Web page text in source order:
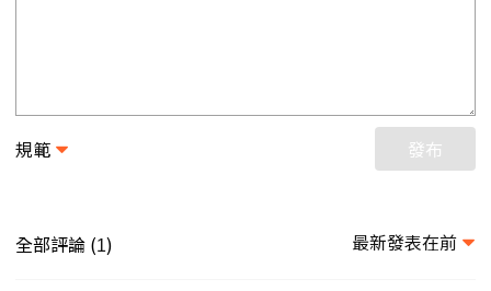
規範 發布
全部評論 (1) 最新發表在前